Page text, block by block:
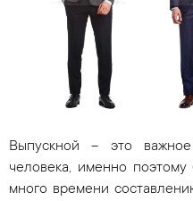
Выпускной – это
человека, именно
много времени